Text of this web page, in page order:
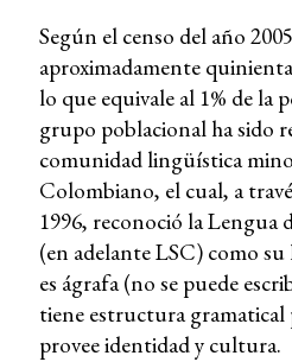
Según el censo del año
aproximadamente
lo que equivale al 1% de la
grupo poblacional ha sido
comunidad lingüística
Colombiano, el cual, a
1996, reconoció la Lengua
(en adelante LSC) como
es ágrafa (no se puede
tiene estructura gramatical
provee identidad y cultura.